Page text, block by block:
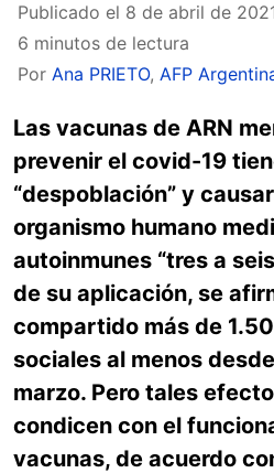
Publicado el 8 de abril de
6 minutos de lectura
Por Ana PRIETO, AFP
Las vacunas de ARN
prevenir el covid-19
“despoblación” y
organismo humano
autoinmunes “tres a
de su aplicación, se
compartido más de
sociales al menos
marzo. Pero tales
condicen con el
vacunas, de acuerdo